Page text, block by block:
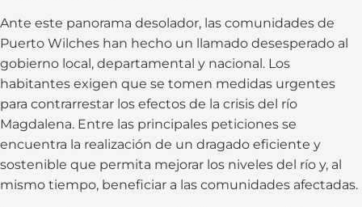
Ante este panorama desolador, las comunidades de
Puerto Wilches han hecho un llamado desesperado al
gobierno local, departamental y nacional. Los
habitantes exigen que se tomen medidas urgentes
para contrarrestar los efectos de la crisis del río
Magdalena. Entre las principales peticiones se
encuentra la realización de un dragado eficiente y
sostenible que permita mejorar los niveles del río y, al
mismo tiempo, beneficiar a las comunidades afectadas.